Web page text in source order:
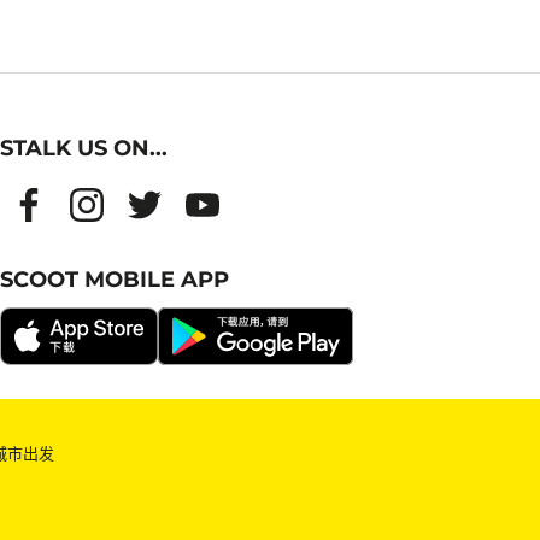
STALK US ON...
SCOOT MOBILE APP
市出发